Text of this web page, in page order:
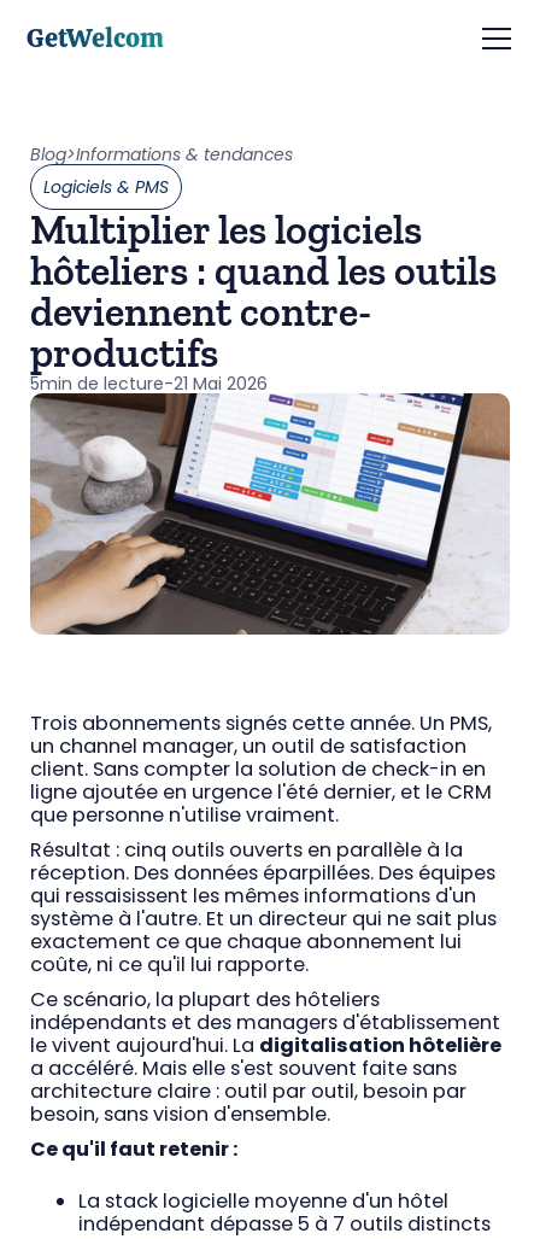
GetWelcom
Blog>Informations & tendances
Logiciels & PMS
Multiplier les logiciels
hôteliers : quand les outils
deviennent contre-
productifs
5min de lecture-21 Mai 2026
Trois abonnements signés cette année. Un PMS,
un channel manager, un outil de satisfaction
client. Sans compter la solution de check-in en
ligne ajoutée en urgence l'été dernier, et le CRM
que personne n'utilise vraiment.
Résultat : cinq outils ouverts en parallèle à la
réception. Des données éparpillées. Des équipes
qui ressaisissent les mêmes informations d'un
système à l'autre. Et un directeur qui ne sait plus
exactement ce que chaque abonnement lui
coûte, ni ce qu'il lui rapporte.
Ce scénario, la plupart des hôteliers
indépendants et des managers d'établissement
le vivent aujourd'hui. La digitalisation hôtelière
a accéléré. Mais elle s'est souvent faite sans
architecture claire : outil par outil, besoin par
besoin, sans vision d'ensemble.
Ce qu'il faut retenir :
La stack logicielle moyenne d'un hôtel
indépendant dépasse 5 à 7 outils distincts